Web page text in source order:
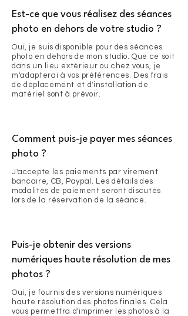
Est-ce que vous réalisez des séances
photo en dehors de votre studio ?
Oui, je suis disponible pour des séances
photo en dehors de mon studio. Que ce soit
dans un lieu extérieur ou chez vous, je
m'adapterai à vos préférences. Des frais
de déplacement et d'installation de
matériel sont à prévoir.
Comment puis-je payer mes séances
photo ?
J'accepte les paiements par virement
bancaire, CB, Paypal. Les détails des
modalités de paiement seront discutés
lors de la réservation de la séance.
Puis-je obtenir des versions
numériques haute résolution de mes
photos ?
Oui, je fournis des versions numériques
haute résolution des photos finales. Cela
vous permettra d'imprimer les photos à la